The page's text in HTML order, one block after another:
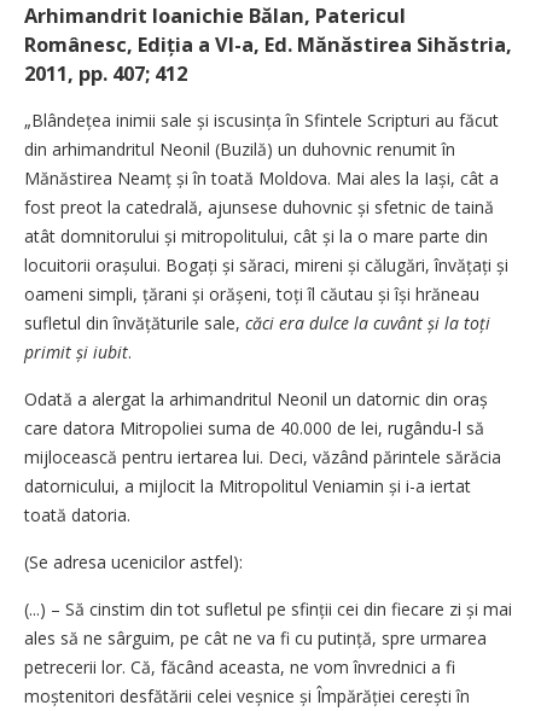
Arhimandrit Ioanichie Bălan, Patericul
Românesc, Ediția a VI-a, Ed. Mănăstirea Sihăstria,
2011, pp. 407; 412
„Blândețea inimii sale și iscusința în Sfintele Scripturi au făcut
din arhimandritul Neonil (Buzilă) un duhovnic renumit în
Mănăstirea Neamț și în toată Moldova. Mai ales la Iași, cât a
fost preot la catedrală, ajunsese duhovnic și sfetnic de taină
atât domnitorului și mitropolitului, cât și la o mare parte din
locuitorii orașului. Bogați și săraci, mireni și călugări, învățați și
oameni simpli, țărani și orășeni, toți îl căutau și își hrăneau
sufletul din învățăturile sale, căci era dulce la cuvânt și la toți
primit și iubit.
Odată a alergat la arhimandritul Neonil un datornic din oraș
care datora Mitropoliei suma de 40.000 de lei, rugându-l să
mijlocească pentru iertarea lui. Deci, văzând părintele sărăcia
datornicului, a mijlocit la Mitropolitul Veniamin și i-a iertat
toată datoria.
(Se adresa ucenicilor astfel):
(...) – Să cinstim din tot sufletul pe sfinții cei din fiecare zi și mai
ales să ne sârguim, pe cât ne va fi cu putință, spre urmarea
petrecerii lor. Că, făcând aceasta, ne vom învrednici a fi
moștenitori desfătării celei veșnice și Împărăției cerești în